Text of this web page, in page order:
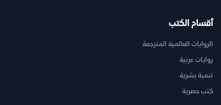
أقسام الكتب
الروايات العالمية المترجمة
روايات عربية
تنمية بشرية
كتب حصرية